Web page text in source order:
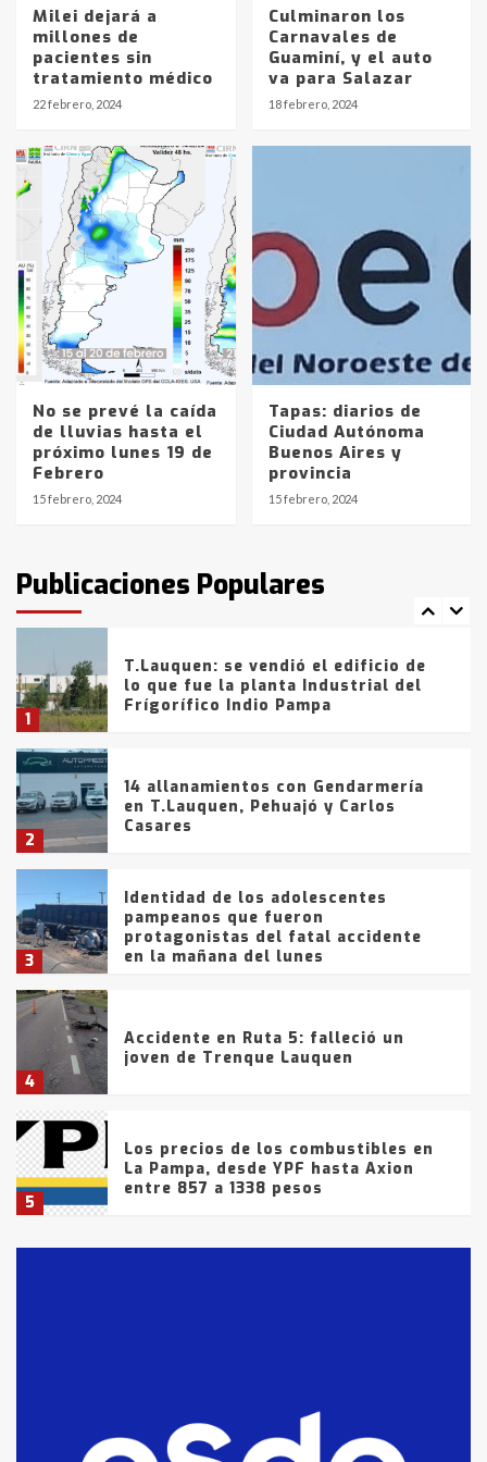
Milei dejará a
millones de
pacientes sin
tratamiento médico
22 febrero, 2024
Culminaron los
Carnavales de
Guaminí, y el auto
va para Salazar
18 febrero, 2024
No se prevé la caída
de lluvias hasta el
próximo lunes 19 de
Febrero
15 febrero, 2024
Tapas: diarios de
Ciudad Autónoma
Buenos Aires y
provincia
15 febrero, 2024
Publicaciones Populares
Identidad de los adolescentes
pampeanos que fueron
protagonistas del fatal accidente
en la mañana del lunes
Accidente en Ruta 5: falleció un
joven de Trenque Lauquen
5
Los precios de los combustibles en
La Pampa, desde YPF hasta Axion
entre 857 a 1338 pesos
6
La Bolsa de Cereales de Bahía
Blanca anticipa que Agosto vendrá
con lluvias y heladas, en gran parte
fueron detenidos por
comercialización de drogas en la
tarde del sábado
1
T.Lauquen: se vendió el edificio de
lo que fue la planta Industrial del
Frígorífico Indio Pampa
2
14 allanamientos con Gendarmería
en T.Lauquen, Pehuajó y Carlos
Casares
3
Identidad de los adolescentes
pampeanos que fueron
protagonistas del fatal accidente
en la mañana del lunes
4
Accidente en Ruta 5: falleció un
joven de Trenque Lauquen
5
Los precios de los combustibles en
La Pampa, desde YPF hasta Axion
entre 857 a 1338 pesos
fueron detenidos por
comercialización de drogas en la
tarde del sábado